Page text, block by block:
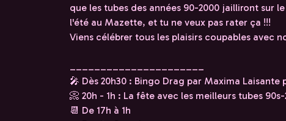
que les tubes des années 90-2000 jailliront sur
l'été au Mazette, et tu ne veux pas rater ça !!!
Viens célébrer tous les plaisirs coupables avec
______________________
🎤 Dès 20h30 : Bingo Drag par Maxima Laisante
📀 20h - 1h : La fête avec les meilleurs tubes
📆 De 17h à 1h